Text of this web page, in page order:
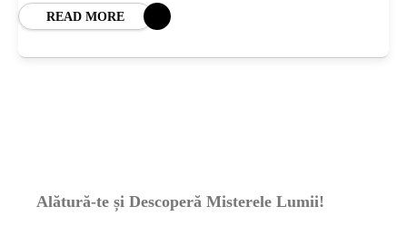
READ MORE
Alătură-te și Descoperă Misterele Lumii!
OAMENI
APLICATIA